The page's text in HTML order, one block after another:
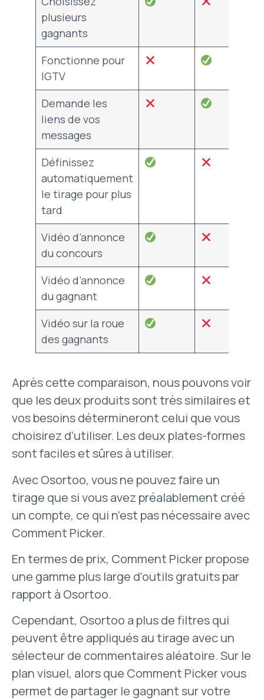
plusieurs
gagnants
Fonctionne pour
IGTV
Demande les
liens de vos
messages
Définissez
automatiquement
le tirage pour plus
tard
Vidéo d’annonce
du concours
Vidéo d’annonce
du gagnant
Vidéo sur la roue
des gagnants
Après cette comparaison, nous pouvons voir
que les deux produits sont très similaires et
vos besoins détermineront celui que vous
choisirez d’utiliser. Les deux plates-formes
sont faciles et sûres à utiliser.
Avec Osortoo, vous ne pouvez faire un
tirage que si vous avez préalablement créé
un compte, ce qui n’est pas nécessaire avec
Comment Picker.
En termes de prix, Comment Picker propose
une gamme plus large d’outils gratuits par
rapport à Osortoo.
Cependant, Osortoo a plus de filtres qui
peuvent être appliqués au tirage avec un
sélecteur de commentaires aléatoire. Sur le
plan visuel, alors que Comment Picker vous
permet de partager le gagnant sur votre